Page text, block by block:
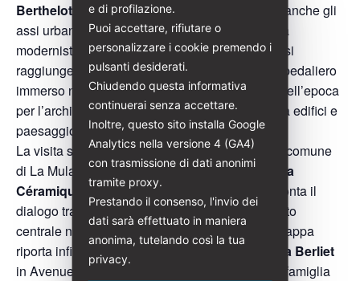
Berthelot , l’edificio al numero 22 ricorda come anche gli
assi urbani più recenti abbiano accolto l’estetica
modernista. Spostandosi sulle alture della città si
raggiunge l’
Hôpital Debrousse
, complesso ospedaliero
immerso nel verde che testimonia l’attenzione dell’epoca
per l’architettura sanitaria e per l’integrazione tra edifici e
paesaggio.
La visita si conclude sulle rive della Saona, nel comune
di La Mulatière, dove il suggestivoPavillon de la
Céramique
lungo il Chemin de la Bastéro racconta il
dialogo tra arti decorative e architettura, elemento
centrale nello spirito dell’Art Nouveau. L’ultima tappa
riporta infine nel tessuto residenziale con la
Villa Berliet
in Avenue Esquirol, raffinata dimora legata alla famiglia
e di profilazione.
Puoi accettare, rifiutare o
personalizzare i cookie premendo i
pulsanti desiderati.
Chiudendo questa informativa
continuerai senza accettare.
Inoltre, questo sito installa Google
Analytics nella versione 4 (GA4)
con trasmissione di dati anonimi
tramite proxy.
Prestando il consenso, l'invio dei
dati sarà effettuato in maniera
anonima, tutelando così la tua
privacy.